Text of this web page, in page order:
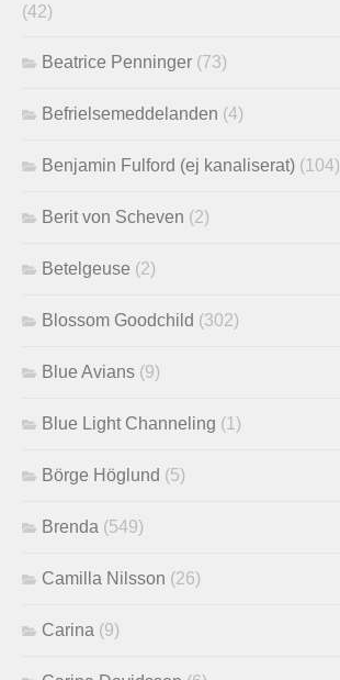
(42)
Beatrice Penninger (73)
Befrielsemeddelanden (4)
Benjamin Fulford (ej kanaliserat) (104)
Berit von Scheven (2)
Betelgeuse (2)
Blossom Goodchild (302)
Blue Avians (9)
Blue Light Channeling (1)
Börge Höglund (5)
Brenda (549)
Camilla Nilsson (26)
Carina (9)